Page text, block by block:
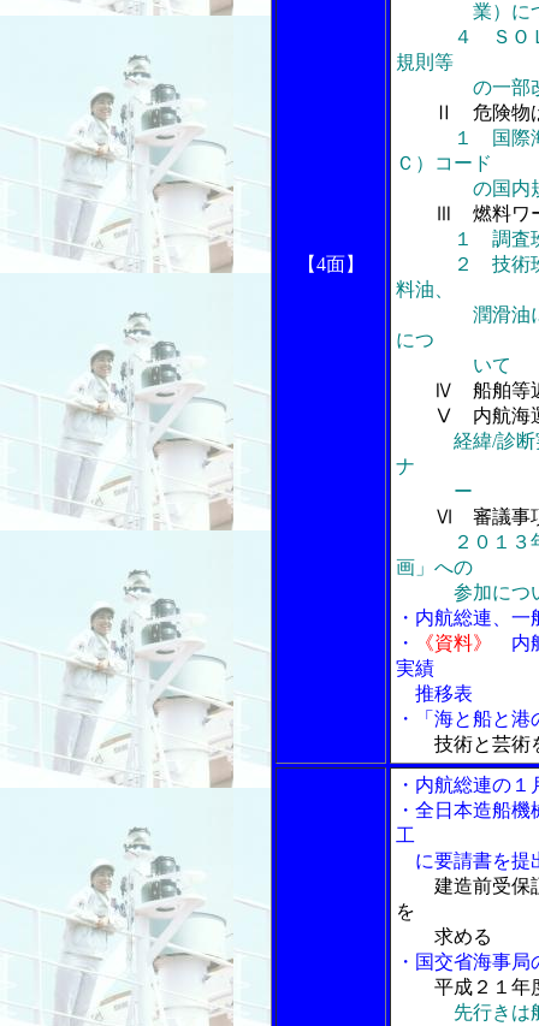
【4面】
業）につ
４ ＳＯＬＡ
規則等
の一部改
Ⅱ 危険物
１ 国際
Ｃ）コード
の国内規則
Ⅲ 燃料ワー
１ 調査
２ 技術班報
料油、
潤滑油に関
につ
いて
Ⅳ 船舶等近
Ⅴ 内航海運
経緯/診
ナ
ー
Ⅵ 審議事
２０１
画」への
参加につ
・内航総連、
・
《資料》
内
実績
推移表
・「海と船と
技術と芸術
・内航総連の
・全日本造船
工
に要請書を提
建造前受保
を
求める
・国交省海事
平成２１年
先行きは